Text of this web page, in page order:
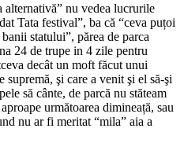
nu vedea lucrurile
Tata festival”, ba că “ceva puțoi
statului”, părea de parca
24 de trupe in 4 zile pentru
decât un moft făcut unui
supremă, şi care a venit şi el să-şi
să cânte, de parcă nu stăteam
următoarea dimineață, sau
nu ar fi meritat “mila” aia a